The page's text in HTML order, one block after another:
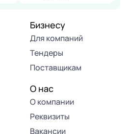
Бизнесу
Для компаний
Тендеры
Поставщикам
О нас
О компании
Реквизиты
Вакансии